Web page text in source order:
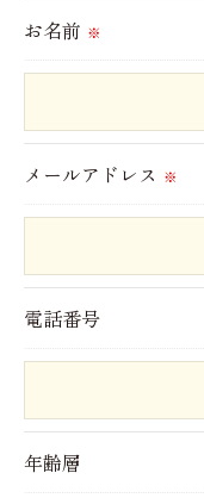
られた場合を除き、
お名前 ※
メールアドレス ※
電話番号
年齢層